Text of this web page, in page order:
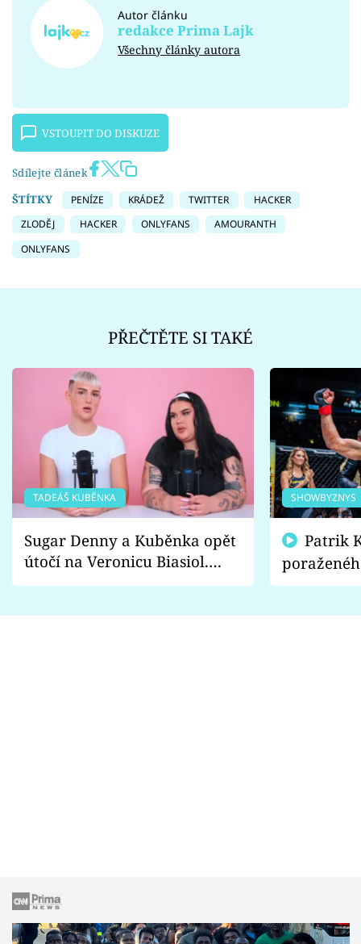
Autor článku
redakce Prima Lajk
Všechny články autora
VSTOUPIT DO DISKUZE
Sdílejte článek
ŠTÍTKY
PENÍZE KRÁDEŽ TWITTER
HACKER
ZLODĚJ
HACKER ONLYFANS
AMOURANTH
ONLYFANS
PŘEČTĚTE SI TAKÉ
TADEÁŠ KUBĚNKA
Sugar Denny a Kuběnka opět
útočí na Veronicu Biasiol.
Proč je podle nich falešná a
SHOWBYZNYS
fanoušci